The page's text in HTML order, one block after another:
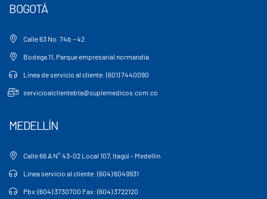
BOGOTÁ
Calle 63 No. 74b – 42
Bodega 11, Parque empresarial normandia
Línea de servicio al cliente: (601) 7440090
servicioalclientebta@suplemedicos.com.co
MEDELLÍN
Calle 66 A N° 43-02 Local 107, Itagüí - Medellín
Línea servicio al cliente: (604) 6049931
Pbx:(604) 3730700 Fax: (604) 3722120